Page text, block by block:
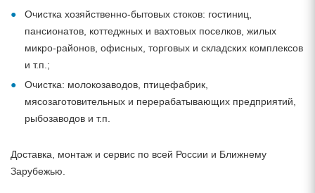
Очистка хозяйственно-бытовых стоков: гостиниц,
пансионатов, коттеджных и вахтовых поселков, жилых
микро-районов, офисных, торговых и складских комплексов
и т.п.;
Очистка: молокозаводов, птицефабрик,
мясозаготовительных и перерабатывающих предприятий,
рыбозаводов и т.п.
Доставка, монтаж и сервис по всей России и Ближнему
Зарубежью.